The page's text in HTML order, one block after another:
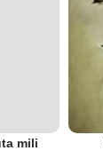
mili